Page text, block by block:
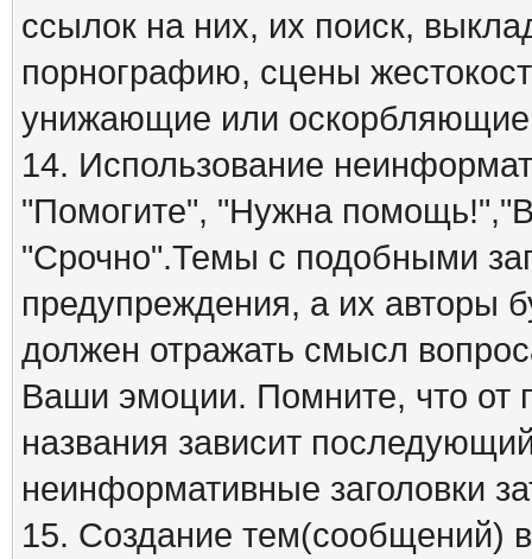
ссылок на них, их поиск,
порнографию, сцены
унижающие или оскорбляющие
14. Использование
"Помогите", "Нужна
"Срочно".Темы с подобными
предупреждения, а их авторы
должен отражать смысл
Ваши эмоции. Помните, что от
названия зависит
неинформативные заголовки
15. Создание тем(сообщений)